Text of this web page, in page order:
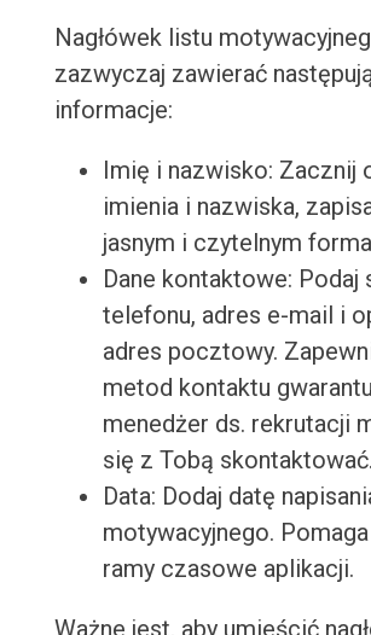
Nagłówek listu
zazwyczaj zawierać
informacje:
Imię i nazwisko: Zacznij
imienia i nazwiska,
jasnym i czytelnym
Dane kontaktowe: Podaj
telefonu, adres e-mail i
adres pocztowy.
metod kontaktu
menedżer ds. rekrutacji
się z Tobą skontaktować.
Data: Dodaj datę
motywacyjnego.
ramy czasowe aplikacji.
Ważne jest, aby umieścić